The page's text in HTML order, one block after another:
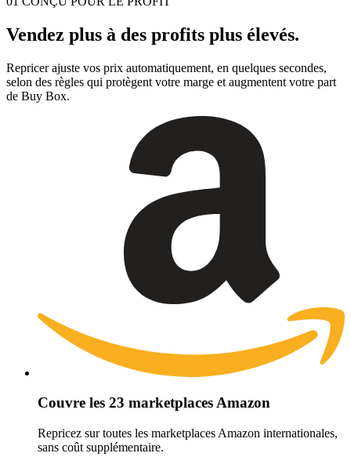
Vendez plus à des profits plus élevés.
Repricer ajuste vos prix automatiquement, en quelques secondes,
selon des règles qui protègent votre marge et augmentent votre part
de Buy Box.
Couvre les 23 marketplaces Amazon
Repricez sur toutes les marketplaces Amazon internationales,
sans coût supplémentaire.